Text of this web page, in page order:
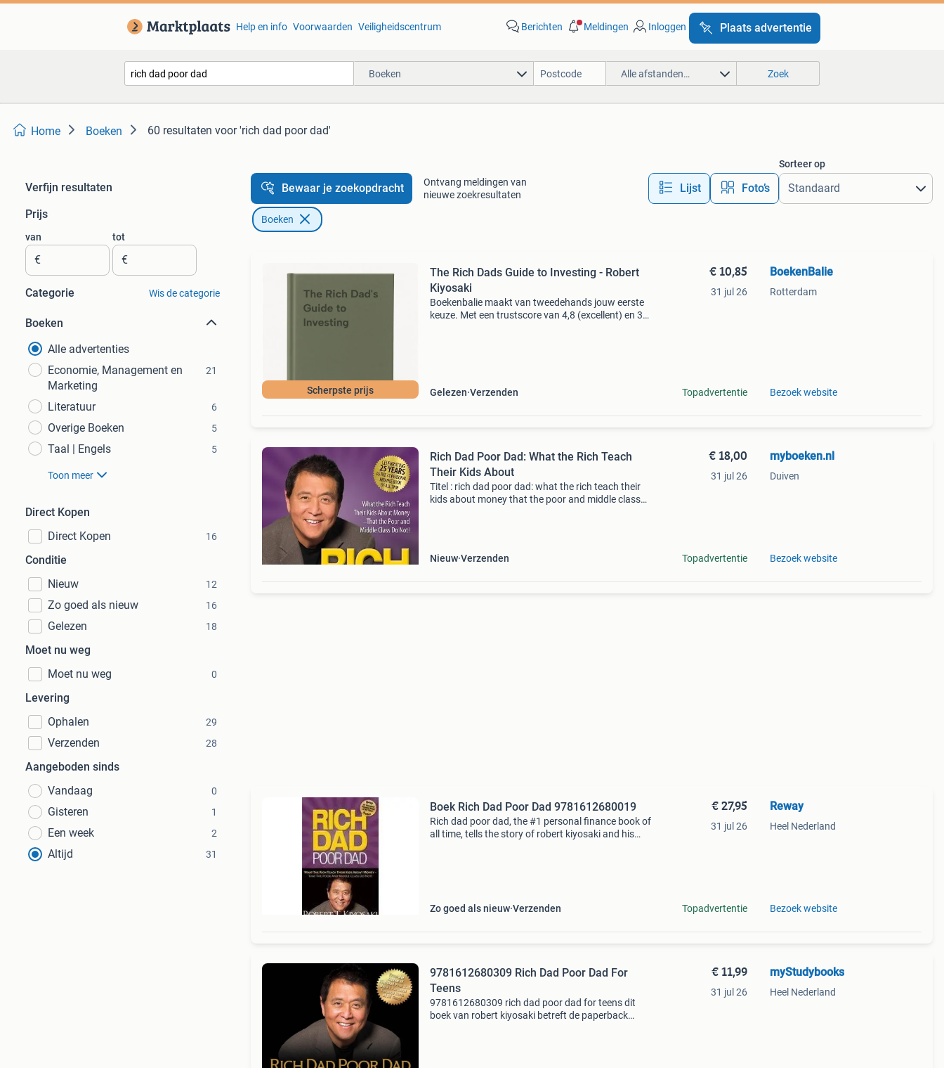
Help en info Voorwaarden Veiligheidscentrum Berichten Meldingen Inloggen Plaats advertentie
Boeken Alle afstanden… Zoek
Home Boeken 60 resultaten voor 'rich dad poor dad'
Verfijn resultaten
Prijs
van
€
tot
€
Categorie Wis de categorie
Boeken
Alle advertenties
Economie, Management en
Marketing
21
Literatuur 6
Overige Boeken 5
Taal | Engels 5
Toon meer
Direct Kopen
Direct Kopen
16
Conditie
Nieuw
12
Zo goed als nieuw 16
Gelezen 18
Moet nu weg
Moet nu weg
0
Levering
Ophalen
29
Verzenden 28
Aangeboden sinds
Vandaag
0
Gisteren 1
Een week 2
Altijd 31
Bewaar je zoekopdracht
Ontvang meldingen van
nieuwe zoekresultaten
Lijst Foto’s
Sorteer op
Boeken
Scherpste prijs
The Rich Dads Guide to Investing - Robert
Kiyosaki
Boekenbalie maakt van tweedehands jouw eerste
keuze. Met een trustscore van 4,8 (excellent) en 30
Gelezen Verzenden
€ 10,85
31 jul 26
Topadvertentie
BoekenBalie
Rotterdam
Bezoek website
Rich Dad Poor Dad: What the Rich Teach
Their Kids About
Titel : rich dad poor dad: what the rich teach their
kids about money that the poor and middle class
Nieuw Verzenden
€ 18,00
31 jul 26
Topadvertentie
myboeken.nl
Duiven
Bezoek website
Boek Rich Dad Poor Dad 9781612680019
Rich dad poor dad, the #1 personal finance book of
all time, tells the story of robert kiyosaki and his
Zo goed als nieuw Verzenden
€ 27,95
31 jul 26
Topadvertentie
Reway
Heel Nederland
Bezoek website
9781612680309 Rich Dad Poor Dad For
Teens
9781612680309 rich dad poor dad for teens dit
boek van robert kiyosaki betreft de paperback
€ 11,99
31 jul 26
myStudybooks
Heel Nederland